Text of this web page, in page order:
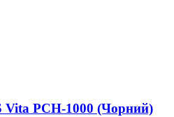
Vita PCH-1000 (Чорний)